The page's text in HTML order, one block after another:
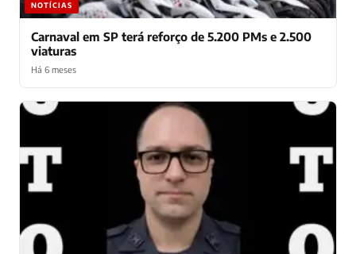
NOTÍCIAS
Carnaval em SP terá reforço de 5.200 PMs e 2.500
viaturas
Há 6 meses